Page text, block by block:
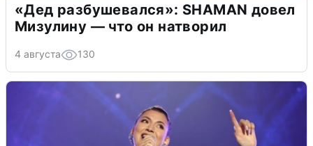
«Дед разбушевался»: SHAMAN довел
Мизулину — что он натворил
4 августа 130